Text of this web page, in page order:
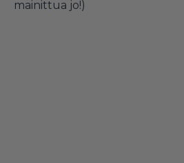
mainittua jo!)